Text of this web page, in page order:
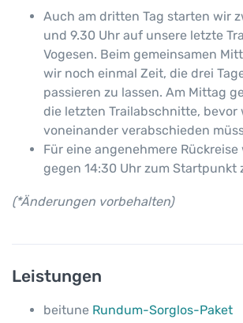
Auch am dritten Tag starten wir
und 9.30 Uhr auf unsere letzte
Vogesen. Beim gemeinsamen
wir noch einmal Zeit, die drei
passieren zu lassen. Am Mittag
die letzten Trailabschnitte, bevor
voneinander verabschieden
Für eine angenehmere
gegen 14:30 Uhr zum Startpunkt
(*Änderungen vorbehalten)
Leistungen
beitune Rundum-Sorglos-Paket